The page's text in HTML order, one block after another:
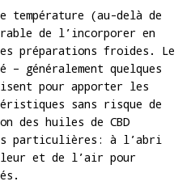
température (au-delà de
de l’incorporer en
préparations froides. Le
– généralement quelques
pour apporter les
sans risque de
des huiles de CBD
particulières: à l’abri
et de l’air pour